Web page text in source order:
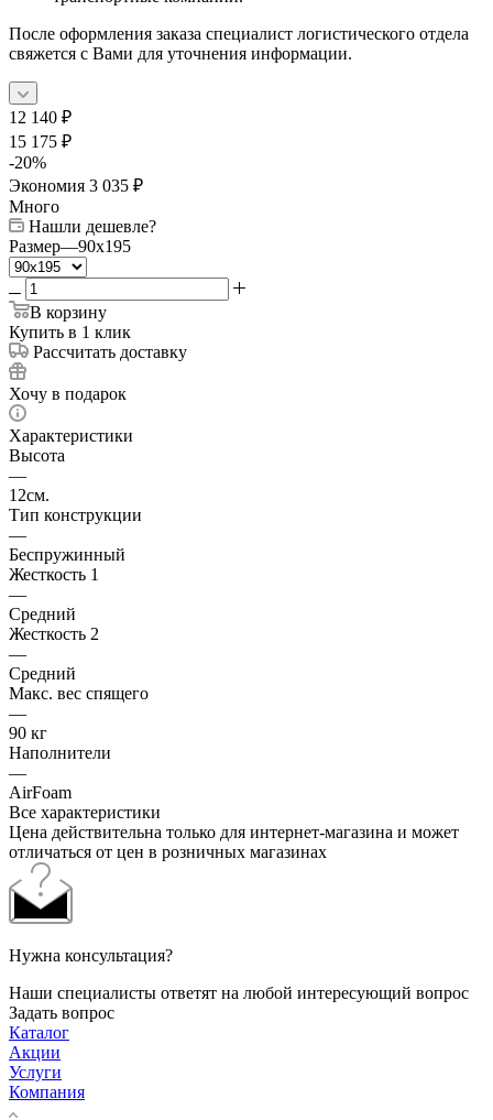
После оформления заказа специалист логистического отдела
свяжется с Вами для уточнения информации.
12 140 ₽
15 175 ₽
-20%
Экономия 3 035 ₽
Много
Нашли дешевле?
Размер—90x195
В корзину
Купить в 1 клик
Рассчитать доставку
Хочу в подарок
Характеристики
Высота
—
12см.
Тип конструкции
—
Беспружинный
Жесткость 1
—
Средний
Жесткость 2
—
Средний
Макс. вес спящего
—
90 кг
Наполнители
—
AirFoam
Все характеристики
Цена действительна только для интернет-магазина и может
отличаться от цен в розничных магазинах
Нужна консультация?
Наши специалисты ответят на любой интересующий вопрос
Задать вопрос
Каталог
Акции
Услуги
Компания